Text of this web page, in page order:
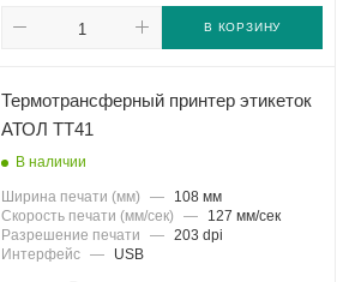
В КОРЗИНУ
Термотрансферный принтер этикеток
АТОЛ TT41
В наличии
Ширина печати (мм) —
108 мм
Скорость печати (мм/сек)
—
127 мм/сек
Разрешение печати
— 203 dpi
Интерфейс — USB